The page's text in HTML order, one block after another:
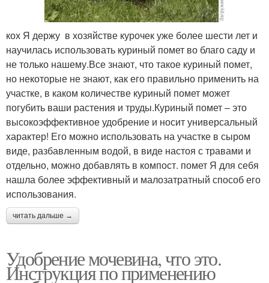
кох Я держу в хозяйстве курочек уже более шести лет и
научилась использовать куриный помет во благо саду и
не только нашему.Все знают, что такое куриный помет,
но некоторые не знают, как его правильно применить на
участке, в каком количестве куриный помет может
погубить ваши растения и труды.Куриный помет – это
высокоэффективное удобрение и носит универсальный
характер! Его можно использовать на участке в сыром
виде, разбавленным водой, в виде настоя с травами и
отдельно, можно добавлять в компост. помет Я для себя
нашла более эффективный и малозатратный способ его
использования.
читать дальше →
Удобрение мочевина, что это.
Инструкция по применению